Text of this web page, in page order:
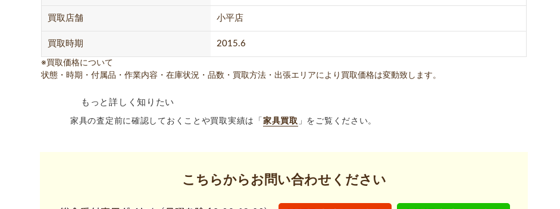
買取店舗 小平店
買取時期 2015.6
※買取価格について
状態・時期・付属品・作業内容・在庫状況・品数・買取方法・出張エリアにより買取価格は変動致します。
もっと詳しく知りたい
家具の査定前に確認しておくことや買取実績は「 家具買取 」をご覧ください。
こちらからお問い合わせください